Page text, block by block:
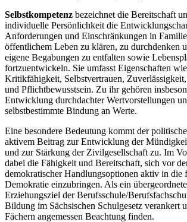
Selbstkompetenz bezeichnet die Bereitschaft
individuelle Persönlichkeit die
Anforderungen und Einschränkungen in
öffentlichem Leben zu klären, zu durchdenken
eigene Begabungen zu entfalten sowie
fortzuentwickeln. Sie umfasst Eigenschaften
Kritikfähigkeit, Selbstvertrauen,
und Pflichtbewusstsein. Zu ihr gehören
Entwicklung durchdachter Wertvorstellungen
selbstbestimmte Bindung an Werte.
Eine besondere Bedeutung kommt der
aktivem Beitrag zur Entwicklung der
und zur Stärkung der Zivilgesellschaft zu. Im
dabei die Fähigkeit und Bereitschaft, sich vor
demokratischer Handlungsoptionen aktiv in die
Demokratie einzubringen. Als ein
Erziehungsziel der Berufsschule/
Bildung im Sächsischen Schulgesetz verankert
Fächern angemessen Beachtung finden.